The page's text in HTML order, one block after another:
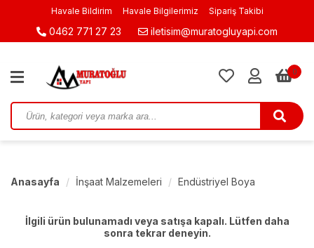
Havale Bildirim Havale Bilgilerimiz Sipariş Takibi
0462 771 27 23 iletisim@muratogluyapi.com
0
Anasayfa İnşaat Malzemeleri Endüstriyel Boya
İlgili ürün bulunamadı veya satışa kapalı. Lütfen daha
sonra tekrar deneyin.